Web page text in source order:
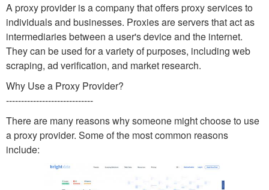
A proxy provider is a company that offers proxy services to
individuals and businesses. Proxies are servers that act as
intermediaries between a user's device and the internet.
They can be used for a variety of purposes, including web
scraping, ad verification, and market research.
Why Use a Proxy Provider?
-----------------------------
There are many reasons why someone might choose to use
a proxy provider. Some of the most common reasons
include: